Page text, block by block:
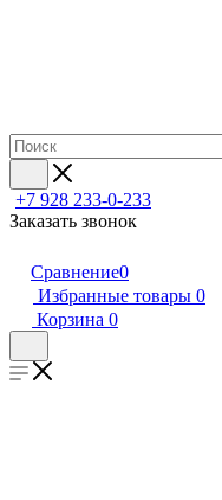
+7 928 233-0-233
Заказать звонок
Сравнение0
Избранные товары 0
Корзина 0